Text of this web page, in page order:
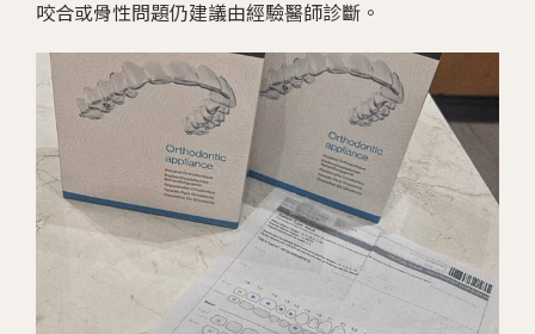
咬合或骨性問題仍建議由經驗醫師診斷。